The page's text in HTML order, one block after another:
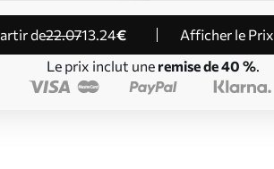
de22.0713.24€
Afficher le Prix
Le prix inclut une remise de 40 %.